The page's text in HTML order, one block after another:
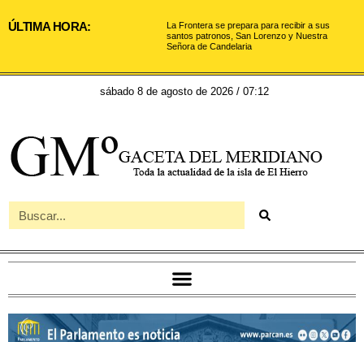
ÚLTIMA HORA:
La Frontera se prepara para recibir a sus
santos patronos, San Lorenzo y Nuestra
Señora de Candelaria
sábado 8 de agosto de 2026 / 07:12